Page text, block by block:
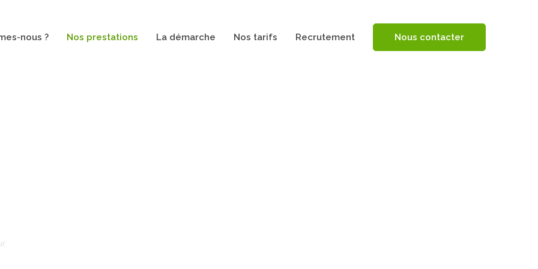
nous ? Nos prestations La démarche Nos tarifs Recrutement Nous contacter